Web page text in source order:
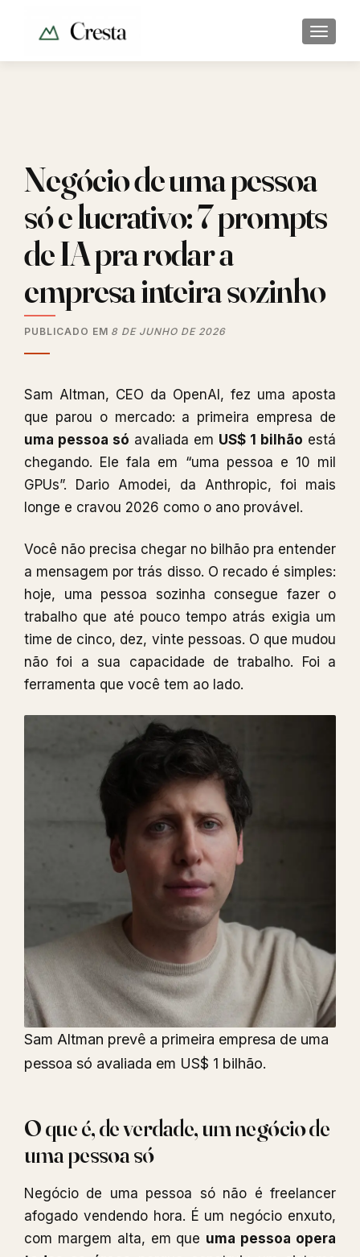
Negócio de uma pessoa
só e lucrativo: 7 prompts
de IA pra rodar a
empresa inteira sozinho
PUBLICADO EM 8 DE JUNHO DE 2026
Sam Altman, CEO da OpenAI, fez uma aposta
que parou o mercado: a primeira empresa de
uma pessoa só avaliada em US$ 1 bilhão está
chegando. Ele fala em “uma pessoa e 10 mil
GPUs”. Dario Amodei, da Anthropic, foi mais
longe e cravou 2026 como o ano provável.
Você não precisa chegar no bilhão pra entender
a mensagem por trás disso. O recado é simples:
hoje, uma pessoa sozinha consegue fazer o
trabalho que até pouco tempo atrás exigia um
time de cinco, dez, vinte pessoas. O que mudou
não foi a sua capacidade de trabalho. Foi a
ferramenta que você tem ao lado.
Sam Altman prevê a primeira empresa de uma
pessoa só avaliada em US$ 1 bilhão.
O que é, de verdade, um negócio de
uma pessoa só
Negócio de uma pessoa só não é freelancer
afogado vendendo hora. É um negócio enxuto,
com margem alta, em que uma pessoa opera